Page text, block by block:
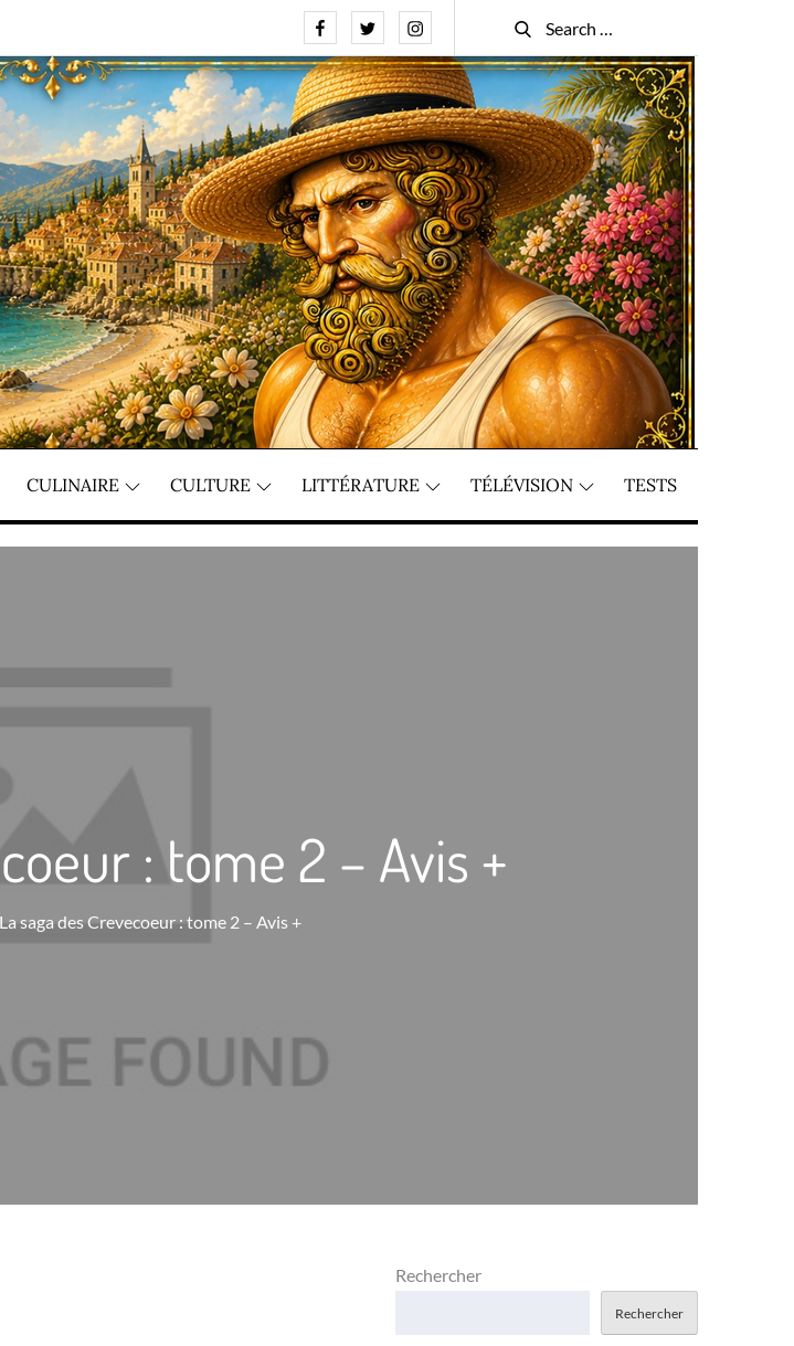
FacebookTwitterInstagram
Search
for:
Search
CULINAIRE CULTURE LITTÉRATURE TÉLÉVISION TESTS
: tome 2 – Avis +
La saga des Crevecoeur : tome 2 – Avis +
Rechercher
Rechercher